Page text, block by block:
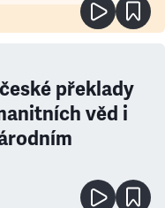
překlady
věd i